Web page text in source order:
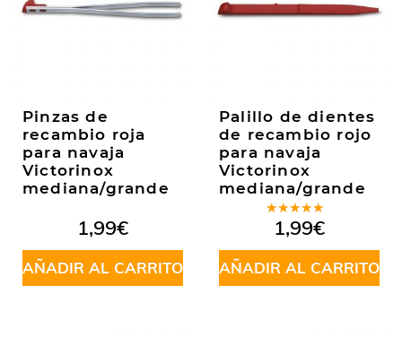
Pinzas de
recambio roja
para navaja
Victorinox
mediana/grande
1,99€
AÑADIR AL CARRITO
Palillo de dientes
de recambio rojo
para navaja
Victorinox
mediana/grande
Valorado
en5.00de
5
1,99€
AÑADIR AL CARRITO